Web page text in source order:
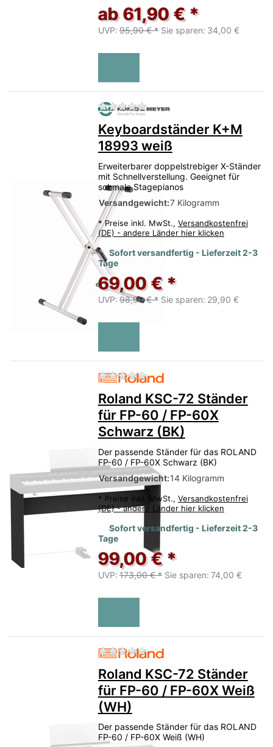
ab 61,90 € *
UVP: 95,90 € * Sie sparen: 34,00 €
Zu diesem Produkt liegen
Keyboardständer K+M
18993 weiß
Erweiterbarer doppelstrebiger X-Ständer
mit Schnellverstellung. Geeignet für
schmale Stagepianos
Versandgewicht:7 Kilogramm
* Preise inkl. MwSt., Versandkostenfrei
(DE) - andere Länder hier klicken
Sofort versandfertig - Lieferzeit 2-3
Tage
69,00 € *
UVP: 98,90 € * Sie sparen: 29,90 €
Zu diesem Produkt liegen
Roland KSC-72 Ständer
für FP-60 / FP-60X
Schwarz (BK)
Der passende Ständer für das ROLAND
FP-60 / FP-60X Schwarz (BK)
Versandgewicht:14 Kilogramm
* Preise inkl. MwSt., Versandkostenfrei
(DE) - andere Länder hier klicken
Sofort versandfertig - Lieferzeit 2-3
Tage
99,00 € *
UVP: 173,00 € * Sie sparen: 74,00 €
Zu diesem Produkt liegen
Roland KSC-72 Ständer
für FP-60 / FP-60X Weiß
(WH)
Der passende Ständer für das ROLAND
FP-60 / FP-60X Weiß (WH)